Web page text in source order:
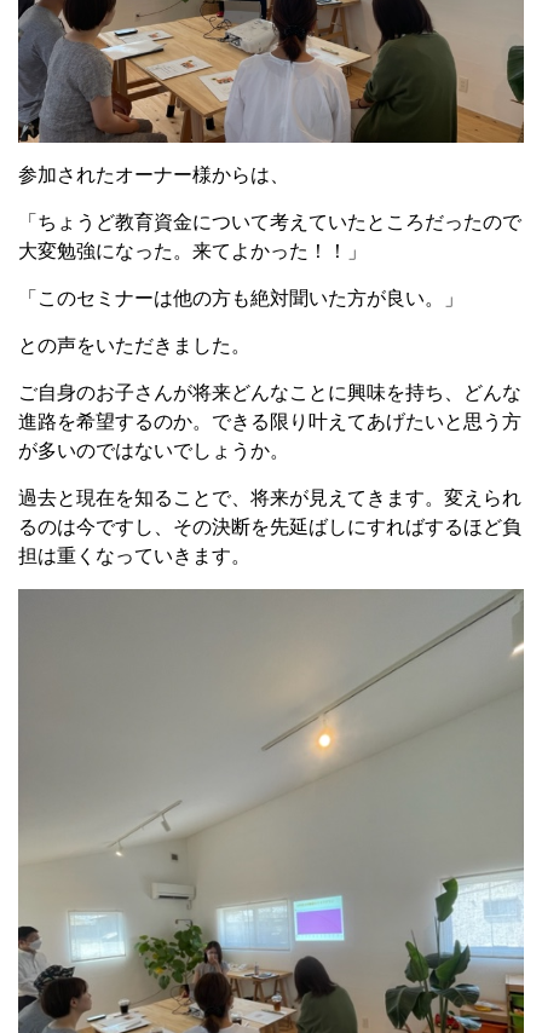
参加されたオーナー様からは、
「ちょうど教育資金について考えていたところだったので
大変勉強になった。来てよかった！！」
「このセミナーは他の方も絶対聞いた方が良い。」
との声をいただきました。
ご自身のお子さんが将来どんなことに興味を持ち、どんな
進路を希望するのか。できる限り叶えてあげたいと思う方
が多いのではないでしょうか。
過去と現在を知ることで、将来が見えてきます。変えられ
るのは今ですし、その決断を先延ばしにすればするほど負
担は重くなっていきます。